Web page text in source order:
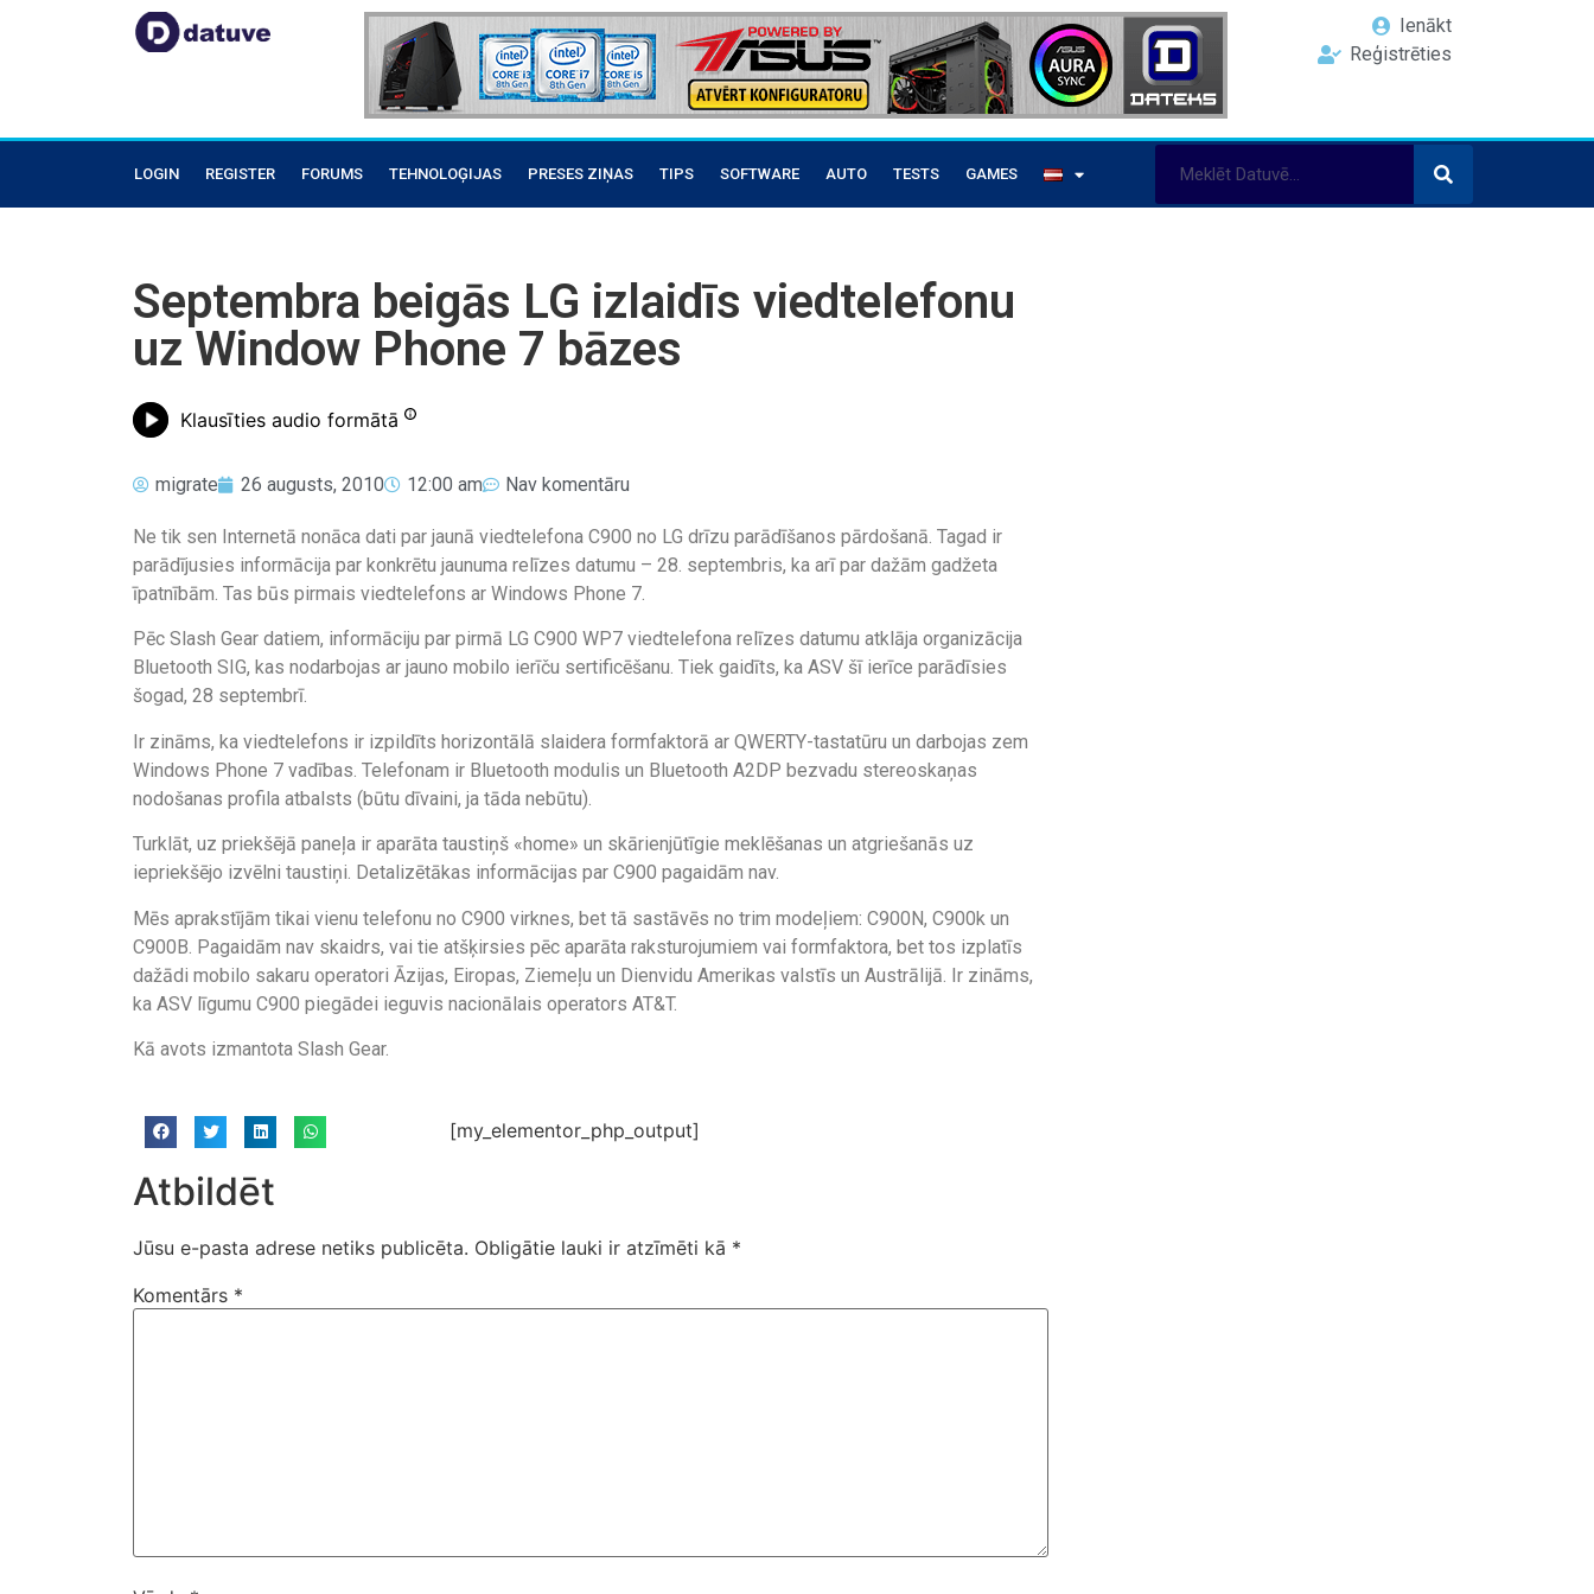
Ienākt
Reģistrēties
LOGIN REGISTER FORUMS TEHNOLOĢIJAS PRESES ZIŅAS TIPS SOFTWARE AUTO TESTS GAMES
Septembra beigās LG izlaidīs viedtelefonu
uz Window Phone 7 bāzes
Klausīties audio formātā
migrate 26 augusts, 2010 12:00 am Nav komentāru
Ne tik sen Internetā nonāca dati par jaunā viedtelefona C900 no LG drīzu parādīšanos pārdošanā. Tagad ir
parādījusies informācija par konkrētu jaunuma relīzes datumu – 28. septembris, ka arī par dažām gadžeta
īpatnībām. Tas būs pirmais viedtelefons ar Windows Phone 7.
Pēc Slash Gear datiem, informāciju par pirmā LG C900 WP7 viedtelefona relīzes datumu atklāja organizācija
Bluetooth SIG, kas nodarbojas ar jauno mobilo ierīču sertificēšanu. Tiek gaidīts, ka ASV šī ierīce parādīsies
šogad, 28 septembrī.
Ir zināms, ka viedtelefons ir izpildīts horizontālā slaidera formfaktorā ar QWERTY-tastatūru un darbojas zem
Windows Phone 7 vadības. Telefonam ir Bluetooth modulis un Bluetooth A2DP bezvadu stereoskaņas
nodošanas profila atbalsts (būtu dīvaini, ja tāda nebūtu).
Turklāt, uz priekšējā paneļa ir aparāta taustiņš «home» un skārienjūtīgie meklēšanas un atgriešanās uz
iepriekšējo izvēlni taustiņi. Detalizētākas informācijas par C900 pagaidām nav.
Mēs aprakstījām tikai vienu telefonu no C900 virknes, bet tā sastāvēs no trim modeļiem: C900N, C900k un
C900B. Pagaidām nav skaidrs, vai tie atšķirsies pēc aparāta raksturojumiem vai formfaktora, bet tos izplatīs
dažādi mobilo sakaru operatori Āzijas, Eiropas, Ziemeļu un Dienvidu Amerikas valstīs un Austrālijā. Ir zināms,
ka ASV līgumu C900 piegādei ieguvis nacionālais operators AT&T.
Kā avots izmantota Slash Gear.
[my_elementor_php_output]
Atbildēt
Jūsu e-pasta adrese netiks publicēta. Obligātie lauki ir atzīmēti kā *
Komentārs *